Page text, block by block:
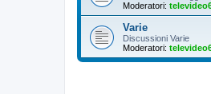
Moderatori:
Varie
Discussioni Varie
Moderatori: